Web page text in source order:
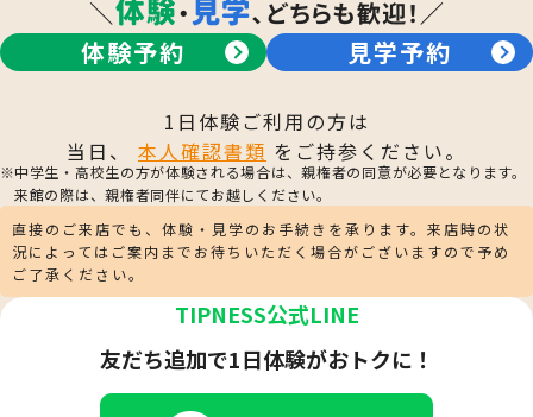
体験予約 見学予約
1日体験ご利用の方は
当日、 本人確認書類 をご持参ください。
中学生・高校生の方が体験される場合は、親権者の同意が必要となります。
来館の際は、親権者同伴にてお越しください。
直接のご来店でも、体験・見学のお手続きを承ります。来店時の状
況によってはご案内までお待ちいただく場合がございますので予め
ご了承ください。
TIPNESS公式LINE
友だち追加で1日体験がおトクに！